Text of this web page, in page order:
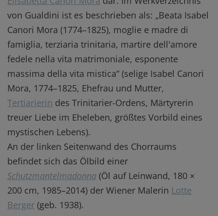
von Gualdini ist es beschrieben als: „Beata Isabel
Canori Mora (1774–1825), moglie e madre di
famiglia, terziaria trinitaria, martire dell'amore
fedele nella vita matrimoniale, esponente
massima della vita mistica“ (selige Isabel Canori
Mora, 1774–1825, Ehefrau und Mutter,
Tertiarierin des Trinitarier-Ordens, Märtyrerin
treuer Liebe im Eheleben, größtes Vorbild eines
mystischen Lebens).
An der linken Seitenwand des Chorraums
befindet sich das Ölbild einer
Schutzmantelmadonna (Öl auf Leinwand, 180 ×
200 cm, 1985–2014) der Wiener Malerin Lotte
Berger (geb. 1938).